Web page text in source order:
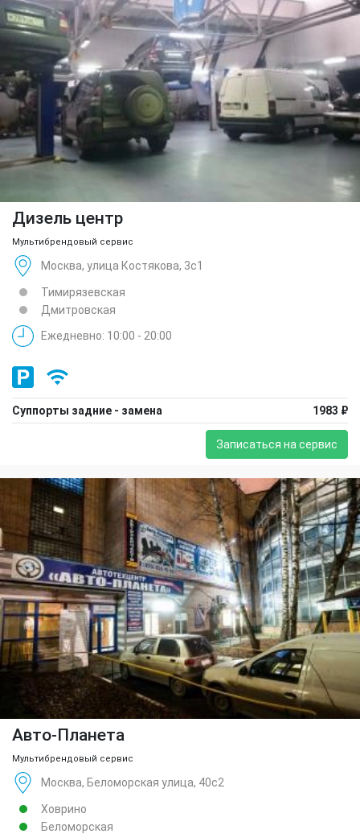
Дизель центр
Мультибрендовый сервис
Москва, улица Костякова, 3с1
Тимирязевская
Дмитровская
Ежедневно: 10:00 - 20:00
Суппорты задние - замена 1983 ₽
Записаться на сервис
Авто-Планета
Мультибрендовый сервис
Москва, Беломорская улица, 40с2
Ховрино
Беломорская